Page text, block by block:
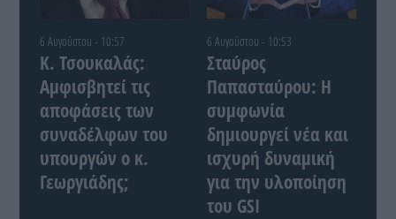
6 Αυγούστου - 10:57
Κ. Τσουκαλάς:
Αμφισβητεί τις
αποφάσεις των
συναδέλφων του
υπουργών ο κ.
Γεωργιάδης;
6 Αυγούστου - 10:53
Σταύρος
Παπασταύρου: Η
συμφωνία
δημιουργεί νέα και
ισχυρή δυναμική
για την υλοποίηση
του GSI